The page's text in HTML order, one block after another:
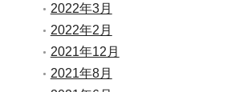
2022年3月
2022年2月
2021年12月
2021年8月